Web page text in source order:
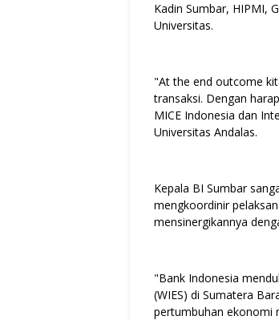
Kadin Sumbar, HIPMI,
Universitas.
"At the end outcome
transaksi. Dengan
MICE Indonesia dan
Universitas Andalas.
Kepala BI Sumbar
mengkoordinir
mensinergikannya
"Bank Indonesia
(WIES) di Sumatera
pertumbuhan ekonomi